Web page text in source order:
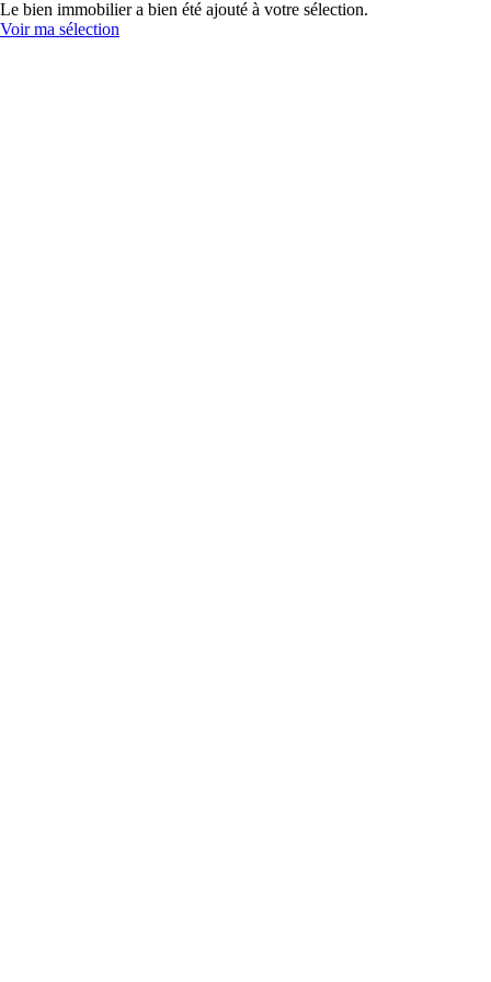
Le bien immobilier a bien été ajouté à votre sélection.
Voir ma sélection